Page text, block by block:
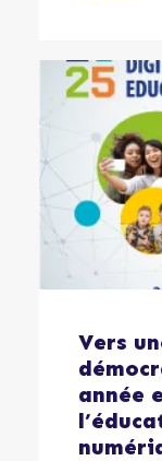
Vers
année